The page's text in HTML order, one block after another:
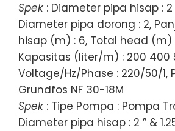
Spek : Diameter pipa hisap : 2
Diameter pipa dorong : 2,
hisap (m) : 6, Total head (m) :
Kapasitas (liter/m) : 200 400
Voltage/Hz/Phase : 220/50/1,
Grundfos NF 30-18M
Spek : Tipe Pompa : Pompa
Diameter pipa hisap : 2 ” &